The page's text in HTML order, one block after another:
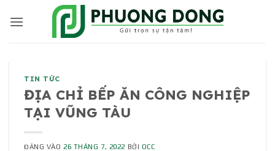
qua
TIN TỨC
ĐỊA CHỈ BẾP ĂN CÔNG NGHIỆP
TẠI VŨNG TÀU
ĐĂNG VÀO 26 THÁNG 7, 2022 BỞI OCC